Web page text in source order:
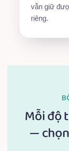
vẫn giữ
riêng.
Mỗi độ
—